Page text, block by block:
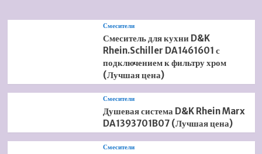
Смесители
Смеситель для кухни D&K
Rhein.Schiller DA1461601 с
подключением к фильтру хром
(Лучшая цена)
Смесители
Душевая система D&K Rhein Marx
DA1393701B07 (Лучшая цена)
Смесители